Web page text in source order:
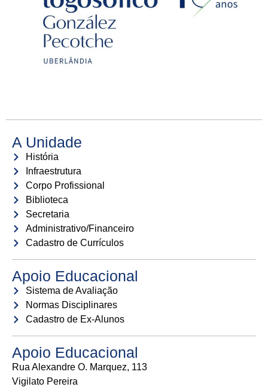
A Unidade
História
Infraestrutura
Corpo Profissional
Biblioteca
Secretaria
Administrativo/Financeiro
Cadastro de Currículos
Apoio Educacional
Sistema de Avaliação
Normas Disciplinares
Cadastro de Ex-Alunos
Apoio Educacional
Rua Alexandre O. Marquez, 113
Vigilato Pereira